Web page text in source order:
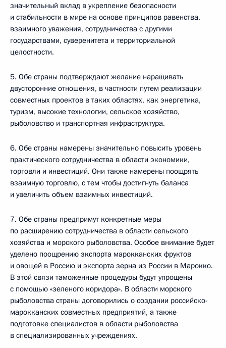
значительный вклад в укрепление безопасности
и стабильности в мире на основе принципов равенства,
взаимного уважения, сотрудничества с другими
государствами, суверенитета и территориальной
целостности.
5. Обе страны подтверждают желание наращивать
двусторонние отношения, в частности путем реализации
совместных проектов в таких областях, как энергетика,
туризм, высокие технологии, сельское хозяйство,
рыболовство и транспортная инфраструктура.
6. Обе страны намерены значительно повысить уровень
практического сотрудничества в области экономики,
торговли и инвестиций. Они также намерены поощрять
взаимную торговлю, с тем чтобы достигнуть баланса
и увеличить объем взаимных инвестиций.
7. Обе страны предпримут конкретные меры
по расширению сотрудничества в области сельского
хозяйства и морского рыболовства. Особое внимание будет
уделено поощрению экспорта марокканских фруктов
и овощей в Россию и экспорта зерна из России в Марокко.
В этой связи таможенные процедуры будут упрощены
с помощью «зеленого коридора». В области морского
рыболовства страны договорились о создании российско-
марокканских совместных предприятий, а также
подготовке специалистов в области рыболовства
в специализированных учреждениях.